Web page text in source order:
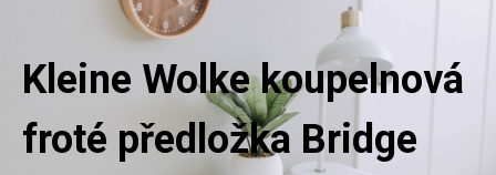
Kleine Wolke koupelnová
froté předložka Bridge